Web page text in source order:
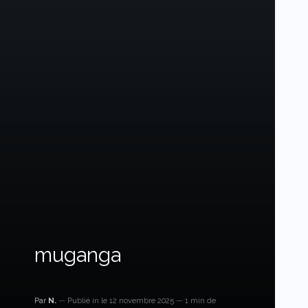
muganga
Par N. Publié in le 12 novembre 2025
1 min de